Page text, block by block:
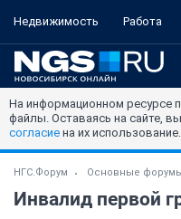
Недвижимость Работа
На информационном ресурсе
файлы. Оставаясь на сайте,
согласие на их использование.
НГС.Форум Основные